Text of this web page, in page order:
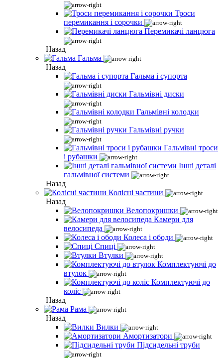
Троси
перемикання і сорочки
Перемикачі ланцюга
Назад
Гальма
Назад
Гальма і супорта
Гальмівні диски
Гальмівні колодки
Гальмівні ручки
Гальмівні троси
і рубашки
Інші деталі
гальмівної системи
Назад
Колісні частини
Назад
Велопокришки
Камери для
велосипеда
Колеса і ободи
Спиці
Втулки
Комплектуючі до
втулок
Комплектуючі до
коліс
Назад
Рама
Назад
Вилки
Амортизатори
Підсидельні труби